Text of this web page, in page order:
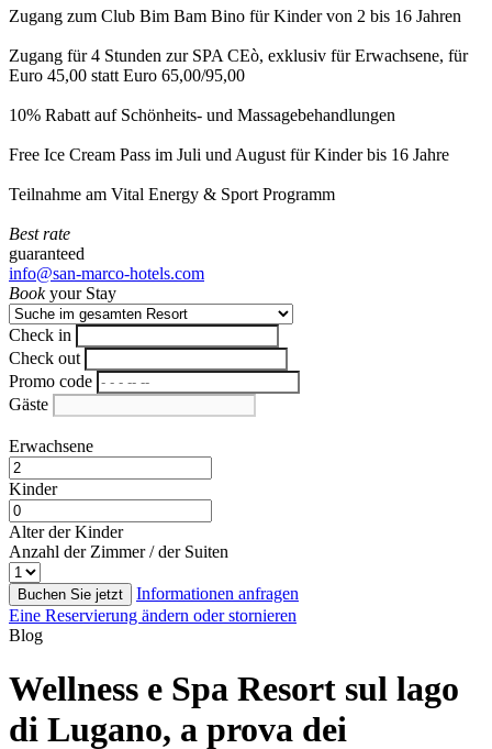
Zugang zum Club Bim Bam Bino für Kinder von 2 bis 16 Jahren
Zugang für 4 Stunden zur SPA CEò, exklusiv für Erwachsene, für
Euro 45,00 statt Euro 65,00/95,00
10% Rabatt auf Schönheits- und Massagebehandlungen
Free Ice Cream Pass im Juli und August für Kinder bis 16 Jahre
Teilnahme am Vital Energy & Sport Programm
Best rate
guaranteed
info@san-marco-hotels.com
Bookyour Stay
Check in
Check out
Promo code
Gäste
Erwachsene
Kinder
Alter der Kinder
Anzahl der Zimmer / der Suiten
Buchen Sie jetzt
Informationen anfragen
Eine Reservierung ändern oder stornieren
Blog
Wellness e Spa Resort sul lago
di Lugano, a prova dei